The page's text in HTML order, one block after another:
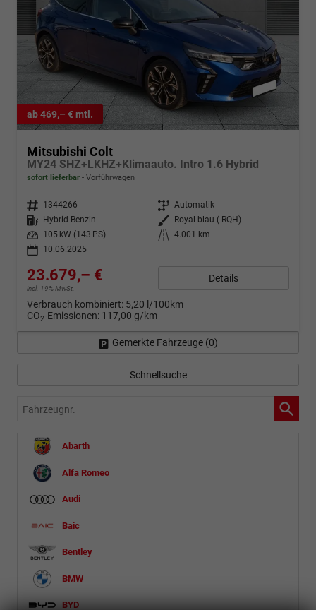
ab 469,– € mtl.
Mitsubishi Colt
MY24 SHZ+LKHZ+Klimaauto. Intro 1.6 Hybrid
sofort lieferbar Vorführwagen
Fahrzeugnr. 1344266 Getriebe Automatik
Kraftstoff
Hybrid Benzin Außenfarbe
Royal-blau ( RQH)
Leistung
105 kW (143 PS) Kilometerstand
4.001 km
10.06.2025
23.679,– €
incl. 19% MwSt.
Details
Verbrauch kombiniert: 5,20 l/100km
CO2-Emissionen: 117,00 g/km
Gemerkte Fahrzeuge (0)
Schnellsuche
Fahrzeugnr.
Abarth
Alfa Romeo
Audi
Baic
Bentley
BMW
BYD